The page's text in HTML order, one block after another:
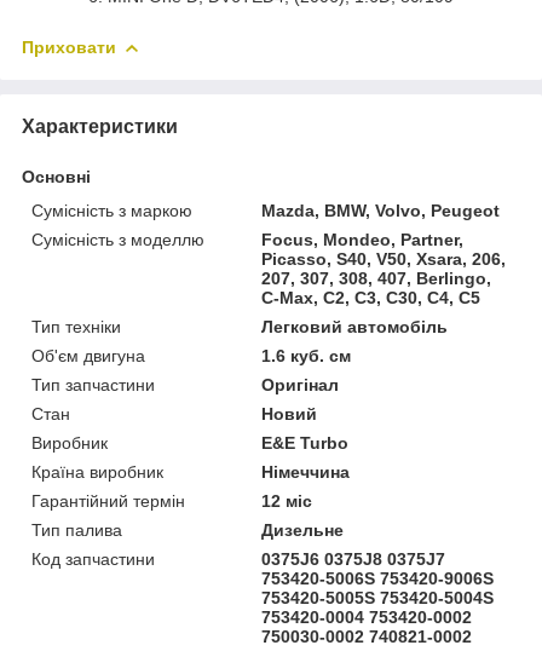
Приховати
Характеристики
Основні
Сумісність з маркою
Mazda, BMW, Volvo, Peugeot
Сумісність з моделлю
Focus, Mondeo, Partner,
Picasso, S40, V50, Xsara, 206,
207, 307, 308, 407, Berlingo,
C-Max, C2, C3, C30, C4, C5
Тип техніки
Легковий автомобіль
Об'єм двигуна
1.6 куб. см
Тип запчастини
Оригінал
Стан
Новий
Виробник
E&E Turbo
Країна виробник
Німеччина
Гарантійний термін
12 міс
Тип палива
Дизельне
Код запчастини
0375J6 0375J8 0375J7
753420-5006S 753420-9006S
753420-5005S 753420-5004S
753420-0004 753420-0002
750030-0002 740821-0002